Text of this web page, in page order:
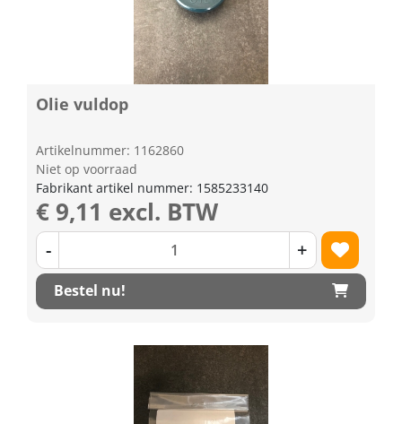
Olie vuldop
Artikelnummer: 1162860
Niet op voorraad
Fabrikant artikel nummer: 1585233140
€ 9,11 excl. BTW
- +
Bestel nu!